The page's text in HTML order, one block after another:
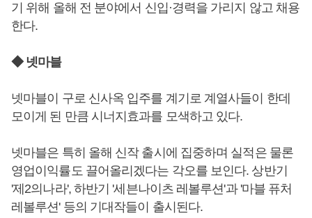
기 위해 올해 전 분야에서 신입·경력을 가리지 않고 채용
한다.
◆ 넷마블
넷마블이 구로 신사옥 입주를 계기로 계열사들이 한데
모이게 된 만큼 시너지효과를 모색하고 있다.
넷마블은 특히 올해 신작 출시에 집중하며 실적은 물론
영업이익률도 끌어올리겠다는 각오를 보인다. 상반기
'제2의나라', 하반기 '세븐나이츠 레볼루션'과 '마블 퓨처
레볼루션' 등의 기대작들이 출시된다.